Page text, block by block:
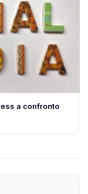
a confronto